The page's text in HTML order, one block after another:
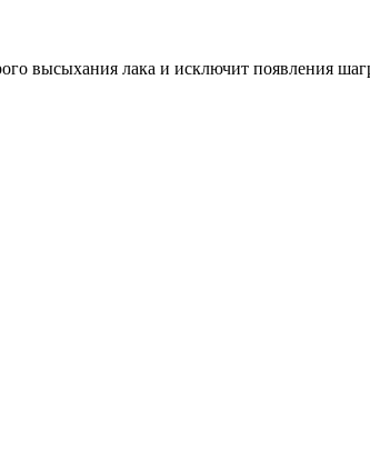
высыхания лака и исключит появления